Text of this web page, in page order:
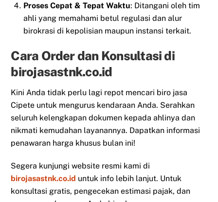
Proses Cepat & Tepat Waktu: Ditangani oleh tim
ahli yang memahami betul regulasi dan alur
birokrasi di kepolisian maupun instansi terkait.
Cara Order dan Konsultasi di
birojasastnk.co.id
Kini Anda tidak perlu lagi repot mencari biro jasa
Cipete untuk mengurus kendaraan Anda. Serahkan
seluruh kelengkapan dokumen kepada ahlinya dan
nikmati kemudahan layanannya. Dapatkan informasi
penawaran harga khusus bulan ini!
Segera kunjungi website resmi kami di
birojasastnk.co.id untuk info lebih lanjut. Untuk
konsultasi gratis, pengecekan estimasi pajak, dan